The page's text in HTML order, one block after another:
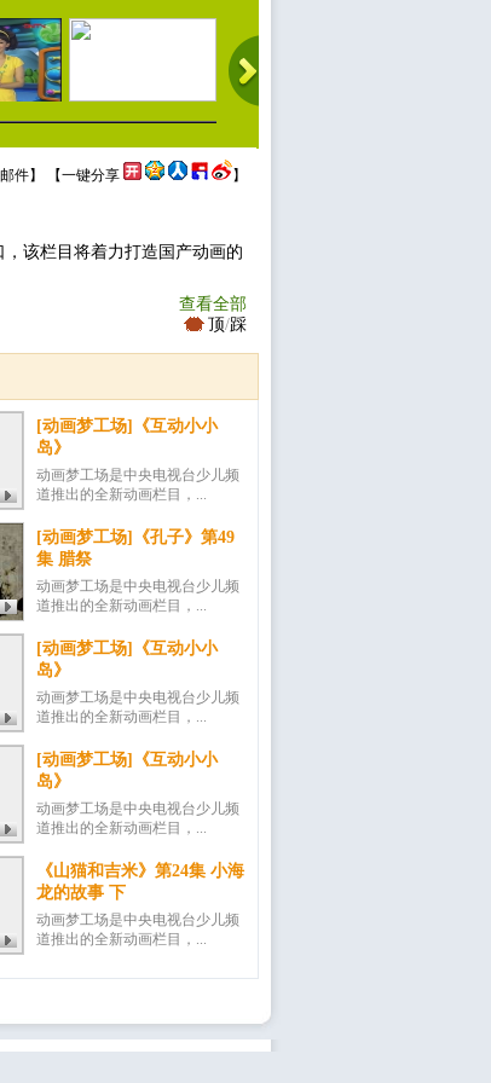
件】 【一键分享 】
该栏目将着力打造国产动画的
查看全部
顶/踩
[动画梦工场]《互动小小
岛》
动画梦工场是中央电视台少儿频
道推出的全新动画栏目，...
[动画梦工场]《孔子》第49
集 腊祭
动画梦工场是中央电视台少儿频
道推出的全新动画栏目，...
[动画梦工场]《互动小小
岛》
动画梦工场是中央电视台少儿频
道推出的全新动画栏目，...
[动画梦工场]《互动小小
岛》
动画梦工场是中央电视台少儿频
道推出的全新动画栏目，...
《山猫和吉米》第24集 小海
龙的故事 下
动画梦工场是中央电视台少儿频
道推出的全新动画栏目，...